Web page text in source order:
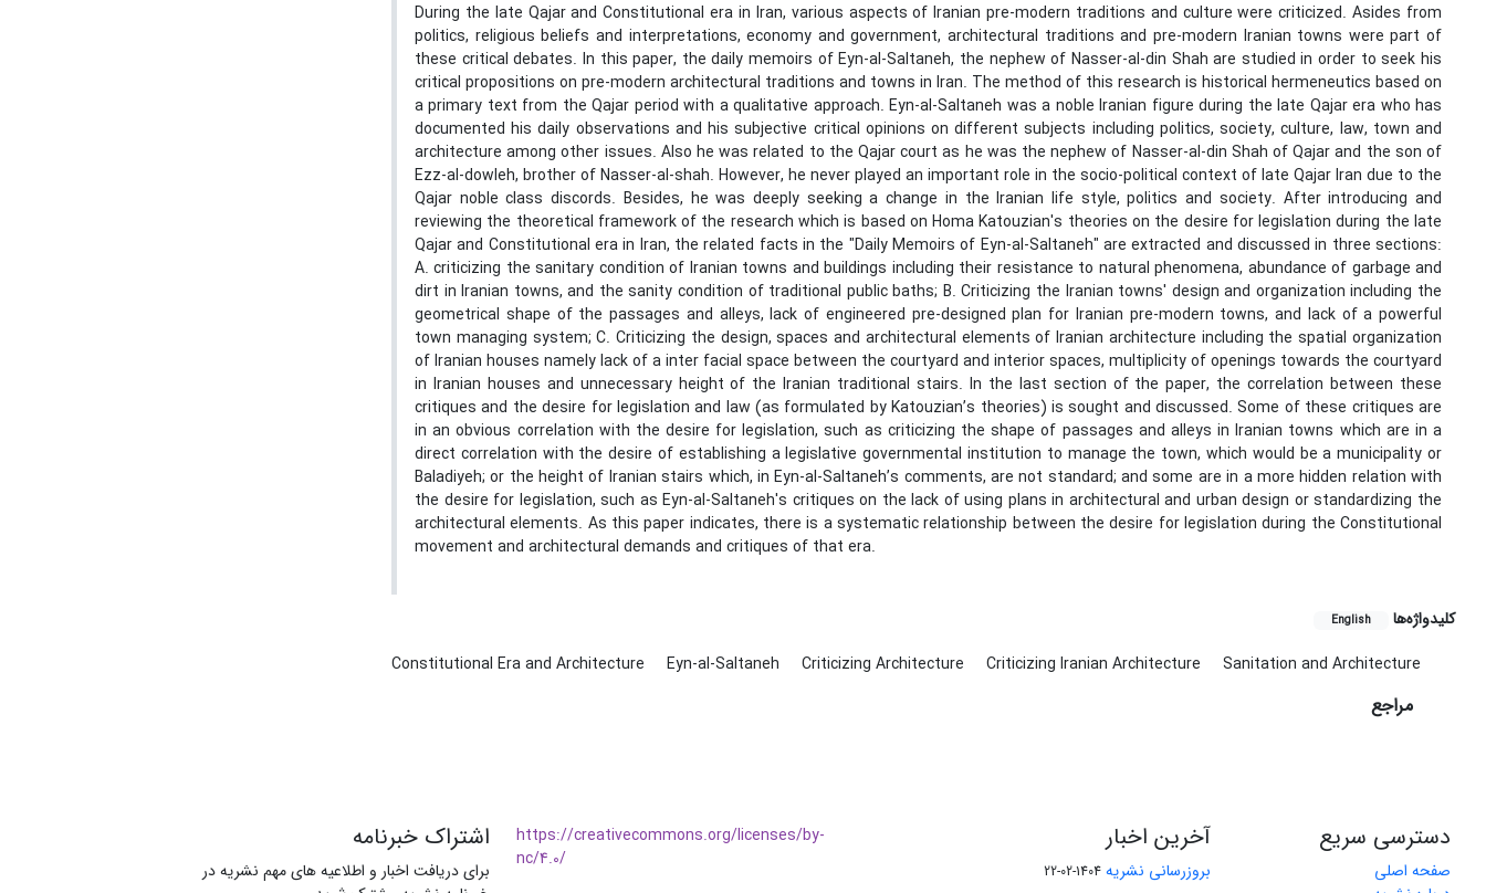
During the late Qajar and Constitutional era in Iran, various aspects of Iranian pre-modern traditions and culture were criticized. Asides from
politics, religious beliefs and interpretations, economy and government, architectural traditions and pre-modern Iranian towns were part of
these critical debates. In this paper, the daily memoirs of Eyn-al-Saltaneh, the nephew of Nasser-al-din Shah are studied in order to seek his
critical propositions on pre-modern architectural traditions and towns in Iran. The method of this research is historical hermeneutics based on
a primary text from the Qajar period with a qualitative approach. Eyn-al-Saltaneh was a noble Iranian figure during the late Qajar era who has
documented his daily observations and his subjective critical opinions on different subjects including politics, society, culture, law, town and
architecture among other issues. Also he was related to the Qajar court as he was the nephew of Nasser-al-din Shah of Qajar and the son of
Ezz-al-dowleh, brother of Nasser-al-shah. However, he never played an important role in the socio-political context of late Qajar Iran due to the
Qajar noble class discords. Besides, he was deeply seeking a change in the Iranian life style, politics and society. After introducing and
reviewing the theoretical framework of the research which is based on Homa Katouzian's theories on the desire for legislation during the late
Qajar and Constitutional era in Iran, the related facts in the "Daily Memoirs of Eyn-al-Saltaneh" are extracted and discussed in three sections:
A. criticizing the sanitary condition of Iranian towns and buildings including their resistance to natural phenomena, abundance of garbage and
dirt in Iranian towns, and the sanity condition of traditional public baths; B. Criticizing the Iranian towns' design and organization including the
geometrical shape of the passages and alleys, lack of engineered pre-designed plan for Iranian pre-modern towns, and lack of a powerful
town managing system; C. Criticizing the design, spaces and architectural elements of Iranian architecture including the spatial organization
of Iranian houses namely lack of a inter facial space between the courtyard and interior spaces, multiplicity of openings towards the courtyard
in Iranian houses and unnecessary height of the Iranian traditional stairs. In the last section of the paper, the correlation between these
critiques and the desire for legislation and law (as formulated by Katouzian’s theories) is sought and discussed. Some of these critiques are
in an obvious correlation with the desire for legislation, such as criticizing the shape of passages and alleys in Iranian towns which are in a
direct correlation with the desire of establishing a legislative governmental institution to manage the town, which would be a municipality or
Baladiyeh; or the height of Iranian stairs which, in Eyn-al-Saltaneh’s comments, are not standard; and some are in a more hidden relation with
the desire for legislation, such as Eyn-al-Saltaneh's critiques on the lack of using plans in architectural and urban design or standardizing the
architectural elements. As this paper indicates, there is a systematic relationship between the desire for legislation during the Constitutional
movement and architectural demands and critiques of that era.
کلیدواژه‌ها English
Constitutional Era and Architecture Eyn-al-Saltaneh Criticizing Architecture Criticizing Iranian Architecture Sanitation and Architecture
مراجع
دسترسی سریع
صفحه اصلی
آخرین اخبار
بروزرسانی نشریه 1404-02-22
https://creativecommons.org/licenses/by-
nc/4.0/
اشتراک خبرنامه
برای دریافت اخبار و اطلاعیه های مهم نشریه در